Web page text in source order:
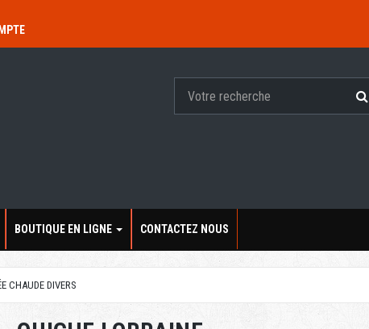
BOUTIQUE EN LIGNE CONTACTEZ NOUS
CHAUDE DIVERS